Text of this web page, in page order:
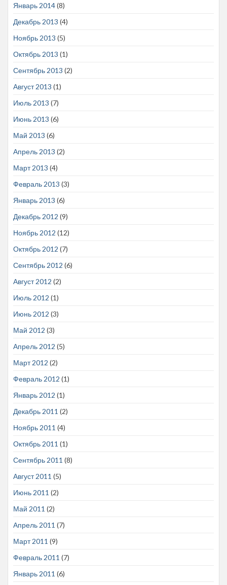
Январь 2014(8)
Декабрь 2013 (4)
Ноябрь 2013 (5)
Октябрь 2013 (1)
Сентябрь 2013 (2)
Август 2013 (1)
Июль 2013 (7)
Июнь 2013 (6)
Май 2013 (6)
Апрель 2013 (2)
Март 2013 (4)
Февраль 2013 (3)
Январь 2013 (6)
Декабрь 2012 (9)
Ноябрь 2012 (12)
Октябрь 2012 (7)
Сентябрь 2012 (6)
Август 2012 (2)
Июль 2012 (1)
Июнь 2012 (3)
Май 2012 (3)
Апрель 2012 (5)
Март 2012 (2)
Февраль 2012 (1)
Январь 2012 (1)
Декабрь 2011 (2)
Ноябрь 2011 (4)
Октябрь 2011 (1)
Сентябрь 2011 (8)
Август 2011 (5)
Июнь 2011 (2)
Май 2011 (2)
Апрель 2011 (7)
Март 2011 (9)
Февраль 2011 (7)
Январь 2011 (6)